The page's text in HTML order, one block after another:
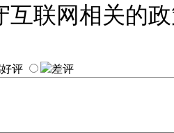
互联网相关的
好评 差评